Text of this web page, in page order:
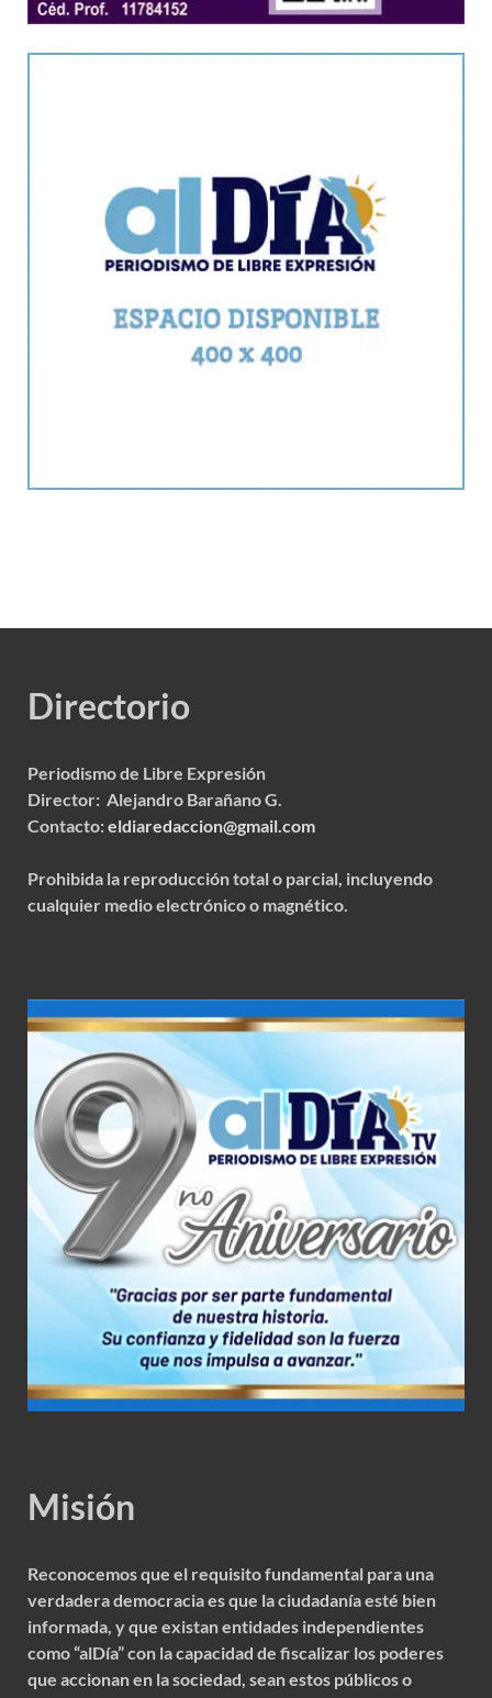
Directorio
Periodismo de Libre Expresión
Director: Alejandro Barañano G.
Contacto:eldiaredaccion@gmail.com
Prohibida la reproducción total o parcial, incluyendo
cualquier medio electrónico o magnético.
Misión
Reconocemos que el requisito fundamental para una
verdadera democracia es que la ciudadanía esté bien
informada, y que existan entidades independientes
como “alDía” con la capacidad de fiscalizar los poderes
que accionan en la sociedad, sean estos públicos o